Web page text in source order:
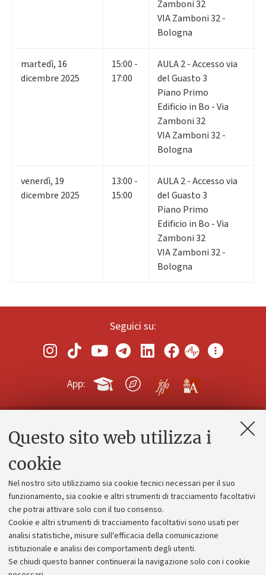
Questo sito web utilizza i
cookie
Nel nostro sito utilizziamo sia cookie tecnici necessari per il suo
funzionamento, sia cookie e altri strumenti di tracciamento facoltativi
che potrai attivare solo con il tuo consenso.
Cookie e altri strumenti di tracciamento facoltativi sono usati per
analisi statistiche, misure sull'efficacia della comunicazione
istituzionale e analisi dei comportamenti degli utenti.
Se chiudi questo banner continuerai la navigazione solo con i cookie
Zamboni 32
VIA Zamboni 32 -
Bologna
martedì, 16
dicembre 2025
15:00 -
17:00
AULA 2 - Accesso via
del Guasto 3
Piano Primo
Edificio in Bo - Via
Zamboni 32
VIA Zamboni 32 -
Bologna
venerdì, 19
dicembre 2025
13:00 -
15:00
AULA 2 - Accesso via
del Guasto 3
Piano Primo
Edificio in Bo - Via
Zamboni 32
VIA Zamboni 32 -
Bologna
Seguici su:
App:
Contatti e PEC
Alumni community
Piano strategico
Bilanci
Donazioni e 5x1000
Merchandising - UniboStore